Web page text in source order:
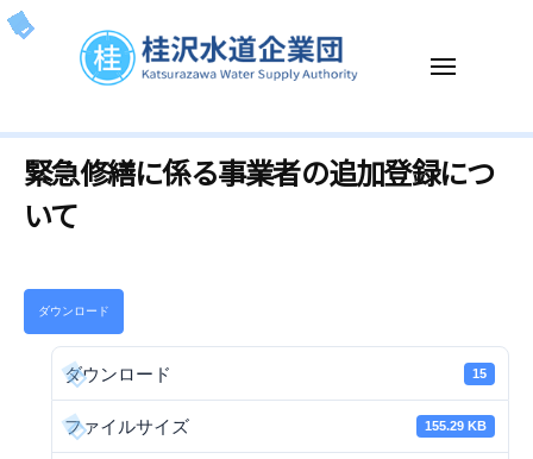
コ
ツ
桂
沢
業
団
K
a
t
a
z
a
w
a
メ
ー
緊急修繕に係る事業者の追加登録につ
いて
ダウンロード
ダウンロード 15
ファイルサイズ 155.29 KB
水
道
業
団